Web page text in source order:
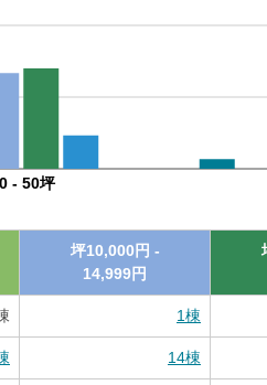
- 50坪
坪10,000 円 -
14,999円
1棟
14棟